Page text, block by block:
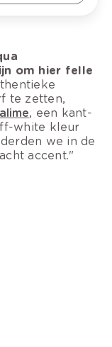
om hier felle
te zetten,
, een kant-
white kleur
we in de
accent."